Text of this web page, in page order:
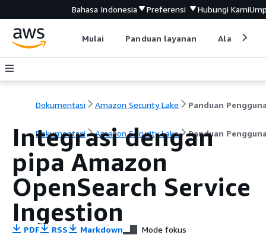
Bahasa Indonesia Preferensi Hubungi Kami
Mulai Panduan layanan Alat
Dokumentasi Amazon Security Lake Panduan
Dokumentasi Amazon Security Lake Panduan
Integrasi dengan
pipa Amazon
OpenSearch Service
Ingestion
PDF RSS Markdown Mode fokus